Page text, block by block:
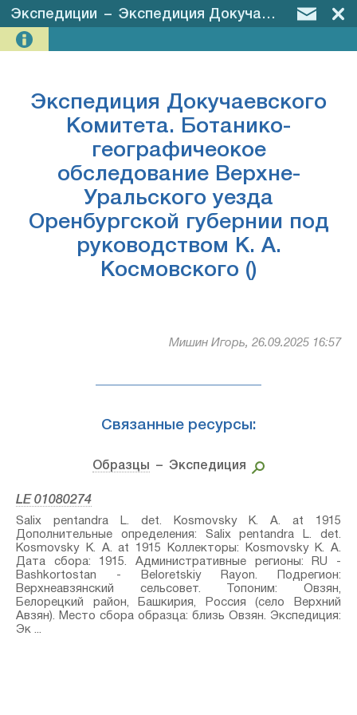
Экспедиции – Экспедиция Докучаевского Комитета. Ботанико-географичеокое обследование Верхне-Уральского уезда Оренбургской губернии под руководством К. А. Космовского ()
Экспедиция Докучаевского
Комитета. Ботанико-
географичеокое
обследование Верхне-
Уральского уезда
Оренбургской губернии под
руководством К. А.
Космовского ()
Мишин Игорь, 26.09.2025 16:57
Связанные ресурсы:
Образцы – Экспедиция
LE 01080274
Salix pentandra L.⁣ det. Kosmovsky K. A. at 1915
Дополнительные определения: Salix pentandra L.⁣ det.
Kosmovsky K. A. at 1915 Коллекторы: Kosmovsky K. A.
Дата сбора: 1915. Административные регионы: RU -
Bashkortostan - Beloretskiy Rayon. Подрегион:
Верхнеавзянский сельсовет. Топоним: Овзян,
Белорецкий район, Башкирия, Россия (село Верхний
Авзян). Место сбора образца: близь Овзян. Экспедиция:
Эк ...